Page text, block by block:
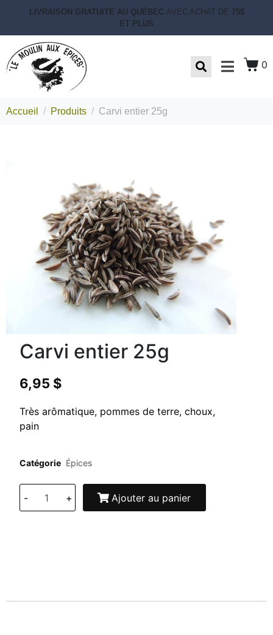
LIVRAISON GRATUITE AU QUÉBEC AVEC ACHAT DE 75$
ET PLUS
0
Accueil Produits Carvi entier 25g
Carvi entier 25g
6,95 $
Très arômatique, pommes de terre, choux,
pain
Catégorie Épices
- + Ajouter au panier